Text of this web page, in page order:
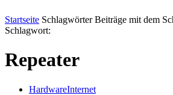
Startseite Schlagwörter Beiträge mit dem
Schlagwort:
Repeater
HardwareInternet